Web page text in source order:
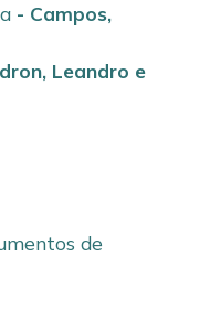
- Campos,
Leandro e
de